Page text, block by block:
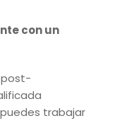
con un
post-
trabajar